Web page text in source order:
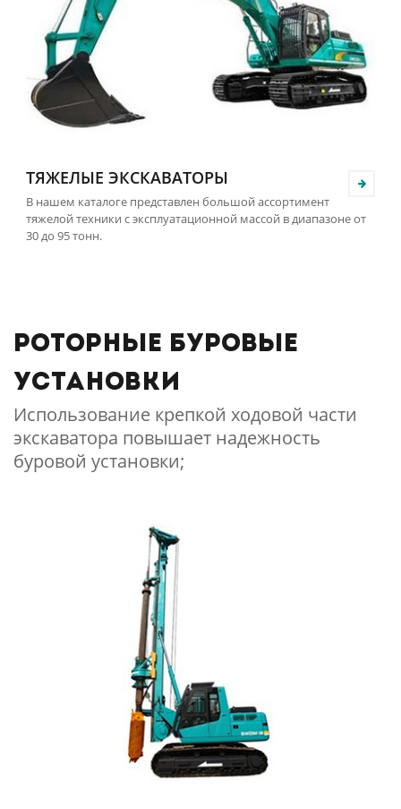
ТЯЖЕЛЫЕ ЭКСКАВАТОРЫ
В нашем каталоге представлен большой ассортимент
тяжелой техники с эксплуатационной массой в диапазоне от
30 до 95 тонн.
Роторные буровые
установки
Использование крепкой ходовой части
экскаватора повышает надежность
буровой установки;